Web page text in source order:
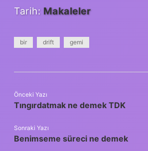
Tarih: Makaleler
bir drift gemi
Önceki Yazı
Tıngırdatmak ne demek TDK
Sonraki Yazı
Benimseme süreci ne demek